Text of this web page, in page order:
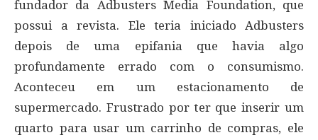
fundador da Adbusters Media Foundation, que
possui a revista. Ele teria iniciado Adbusters
depois de uma epifania que havia algo
profundamente errado com o consumismo.
Aconteceu em um estacionamento de
supermercado. Frustrado por ter que inserir um
quarto para usar um carrinho de compras, ele